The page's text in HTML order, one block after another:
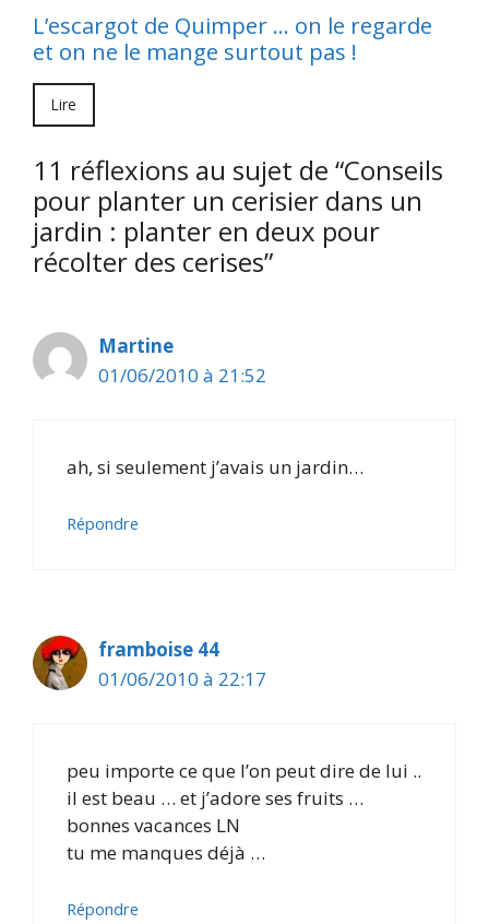
L’escargot de Quimper … on le regarde
et on ne le mange surtout pas !
Lire
11 réflexions au sujet de “Conseils
pour planter un cerisier dans un
jardin : planter en deux pour
récolter des cerises”
Martine
01/06/2010 à 21:52
ah, si seulement j’avais un jardin…
Répondre
framboise 44
01/06/2010 à 22:17
peu importe ce que l’on peut dire de lui ..
il est beau … et j’adore ses fruits …
bonnes vacances LN
tu me manques déjà …
Répondre